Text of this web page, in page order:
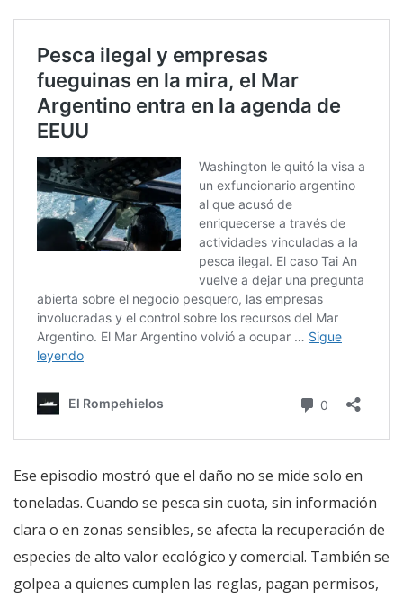
Ese episodio mostró que el daño no se mide solo en
toneladas. Cuando se pesca sin cuota, sin información
clara o en zonas sensibles, se afecta la recuperación de
especies de alto valor ecológico y comercial. También se
golpea a quienes cumplen las reglas, pagan permisos,